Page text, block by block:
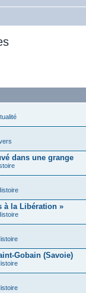
dans une grange
à la Libération »
Gobain (Savoie)